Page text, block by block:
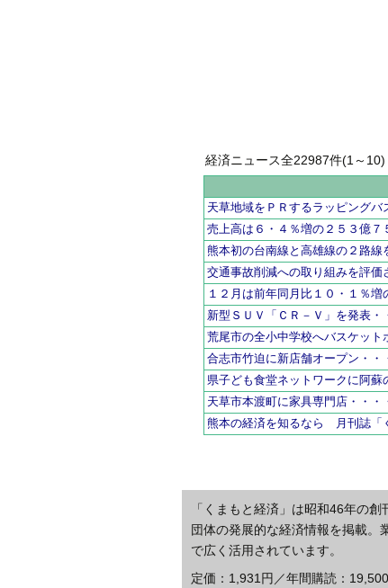
経済ニュース全22987件(1～10)
天草地域をＰＲするラッピング
売上高は６・４％増の２５３億７
熊本初の台南線と高雄線の２路
交通事故削減への取り組みを評価
１２月は前年同月比１０・１％
新型ＳＵＶ「ＣＲ－Ｖ」を発表・
荒尾市の全小中学校へバスケッ
合志市竹迫に新店舗オープン・・
県子ども食堂ネットワークに阿
天草市本渡町に家具専門店・・・
熊本の経済を知るなら 月刊誌「
「くまもと経済」は昭和46年の
団体の発展的な経済情報を掲載。
で広く活用されています。
定価：1,931円／年間購読：